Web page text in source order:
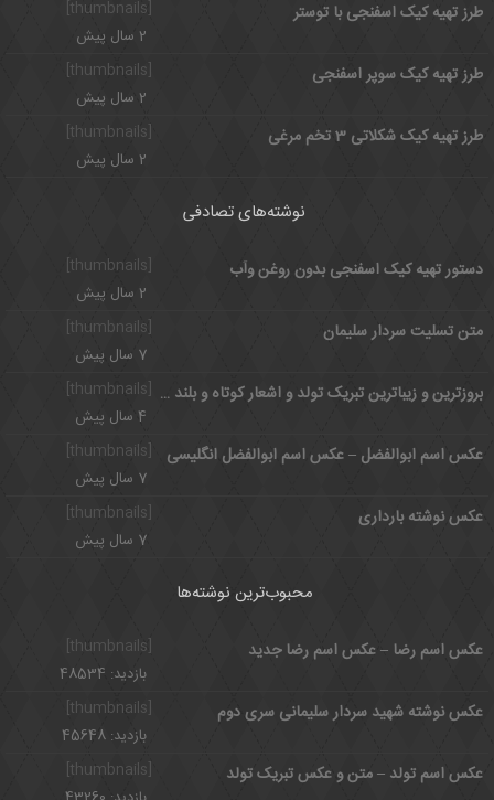
طرز تهیه کیک اسفنجی با توستر
2 سال پیش
[thumbnails]
طرز تهیه کیک سوپر اسفنجی
2 سال پیش
طرز تهیه کیک شکلاتی 3 تخم مرغی
2 سال پیش
نوشته‌های تصادفی
[thumbnails] دستور تهیه کیک اسفنجی بدون روغن وآب
2 سال پیش
متن تسلیت سردار سلیمان
7 سال پیش
[thumbnails] بروزترین و زیباترین تبریک تولد و اشعار کوتاه و بلند عاشقانه و ادبی
4 سال پیش
عکس اسم ابوالفضل – عکس اسم ابوالفضل انگلیسی
7 سال پیش
عکس نوشته بارداری
7 سال پیش
محبوب‌ترین نوشته‌ها
عکس اسم رضا – عکس اسم رضا جدید
بازدید: 48534
[thumbnails]
عکس نوشته شهید سردار سلیمانی سری دوم
بازدید: 45648
عکس اسم تولد – متن و عکس تبریک تولد